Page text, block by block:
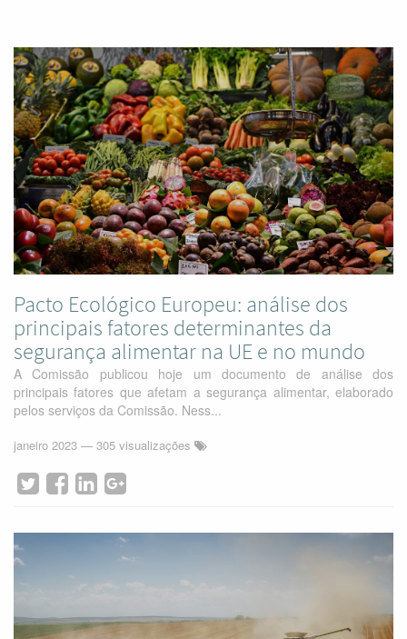
Pacto Ecológico Europeu: análise dos
principais fatores determinantes da
segurança alimentar na UE e no mundo
A Comissão publicou hoje um documento de análise dos
principais fatores que afetam a segurança alimentar, elaborado
pelos serviços da Comissão. Ness...
janeiro 2023 — 305 visualizações